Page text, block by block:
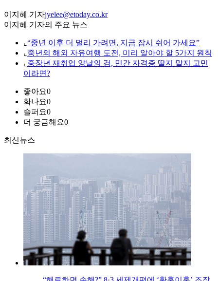
이지혜 기자jyelee@etoday.co.kr
이지혜 기자의 주요 뉴스
⌞ “중년 이후 더 멀리 가려면, 지금 잠시 쉬어 가세요”
⌞ 중년의 해외 자유여행 도전, 미리 알아야 할 5가지 원칙
⌞ 중장년 재취업 양날의 검, 민간 자격증 딸지 말지 고민
이라면?
좋아요0
화나요0
슬퍼요0
더 궁금해요0
최신뉴스